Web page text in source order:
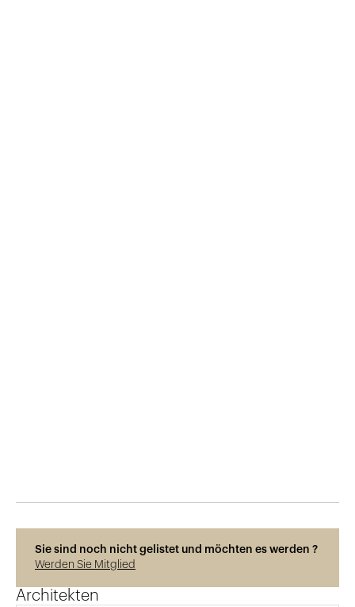
Sie sind noch nicht gelistet und möchten es werden ?
Werden Sie Mitglied
Architekten